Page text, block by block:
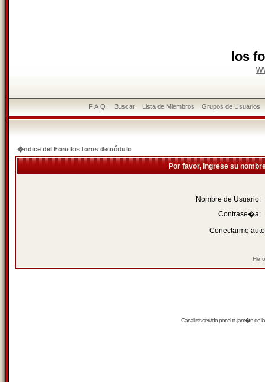
los
F.A.Q. Buscar Lista de Miembros Grupos de Usuarios
�ndice del Foro los foros de nódulo
Por favor, ingrese su
Nombre de Usuario:
Contrase�a:
Conectarme
He
Canalrssservido por eltrujam�nde